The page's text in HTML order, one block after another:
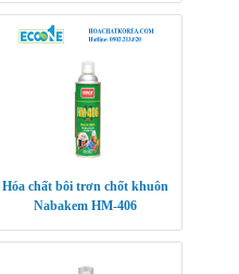
Hóa chất bôi trơn chốt khuôn
Nabakem HM-406